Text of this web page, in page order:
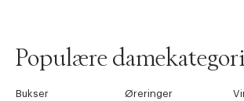
Populære
Bukser Øreringer